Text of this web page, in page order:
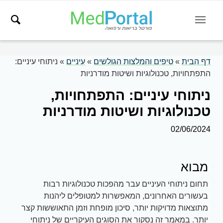
דף הבית» טיפים והמלצות הגולשים » עיניים » ניתוחי עיניים:
התפתחויות, טכנולוגיות ושיטות מודרניות
ניתוחי עיניים: התפתחויות,
טכנולוגיות ושיטות מודרניות
02/06/2024
מבוא
תחום ניתוחי העיניים עבר מהפכות טכנולוגיות רבות
בעשורים האחרונים, המאפשרות למטופלים ליהנות
מתוצאות מדויקות יותר, סיכון מופחת וזמן התאוששות קצר
יותר. במאמר זה נסקור את הסוגים העיקריים של ניתוחי